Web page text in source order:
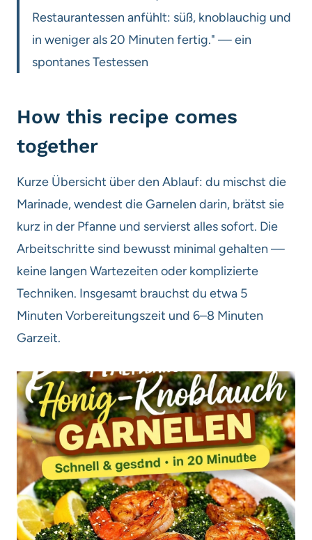
Restaurantessen anfühlt: süß, knoblauchig und
in weniger als 20 Minuten fertig." — ein
spontanes Testessen
How this recipe comes
together
Kurze Übersicht über den Ablauf: du mischst die
Marinade, wendest die Garnelen darin, brätst sie
kurz in der Pfanne und servierst alles sofort. Die
Arbeitschritte sind bewusst minimal gehalten —
keine langen Wartezeiten oder komplizierte
Techniken. Insgesamt brauchst du etwa 5
Minuten Vorbereitungszeit und 6–8 Minuten
Garzeit.